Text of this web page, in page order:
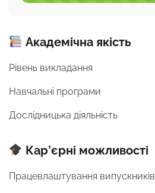
Академічна якість
Рівень викладання
Навчальні програми
Дослідницька діяльність
Кар’єрні можливості
Працевлаштування випускників